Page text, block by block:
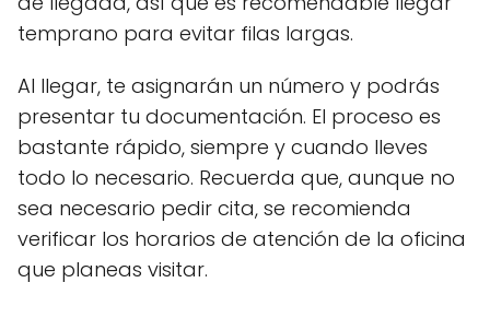
temprano para evitar filas largas.
Al llegar, te asignarán un número y podrás
presentar tu documentación. El proceso es
bastante rápido, siempre y cuando lleves
todo lo necesario. Recuerda que, aunque no
sea necesario pedir cita, se recomienda
verificar los horarios de atención de la oficina
que planeas visitar.